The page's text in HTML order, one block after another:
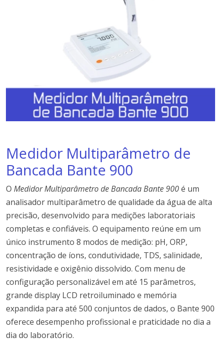
Medidor Multiparâmetro de
Bancada Bante 900
O Medidor Multiparâmetro de Bancada Bante 900é um
analisador multiparâmetro de qualidade da água de alta
precisão, desenvolvido para medições laboratoriais
completas e confiáveis. O equipamento reúne em um
único instrumento 8 modos de medição: pH, ORP,
concentração de íons, condutividade, TDS, salinidade,
resistividade e oxigênio dissolvido. Com menu de
configuração personalizável em até 15 parâmetros,
grande display LCD retroiluminado e memória
expandida para até 500 conjuntos de dados, o Bante 900
oferece desempenho profissional e praticidade no dia a
dia do laboratório.